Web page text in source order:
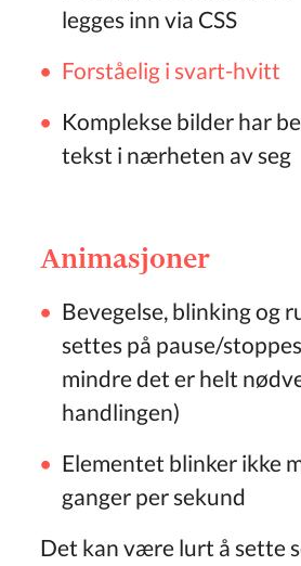
legges inn via CSS
Forståelig i svart-hvitt
Komplekse bilder har
tekst i nærheten av seg
Animasjoner
Bevegelse, blinking og
settes på pause/
mindre det er helt
handlingen)
Elementet blinker ikke
ganger per sekund
Det kan være lurt å sette